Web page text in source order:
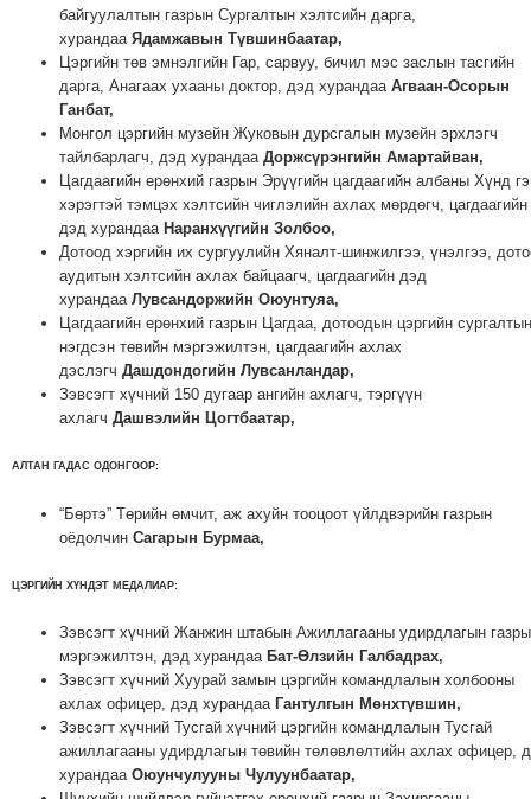
байгуулалтын газрын Сургалтын хэлтсийн дарга,
хурандаа Ядамжавын Түвшинбаатар,
Цэргийн төв эмнэлгийн Гар, сарвуу, бичил мэс заслын тасгийн
дарга, Анагаах ухааны доктор, дэд хурандаа Агваан-Осорын
Ганбат,
Монгол цэргийн музейн Жуковын дурсгалын музейн эрхлэгч
тайлбарлагч, дэд хурандаа Доржсүрэнгийн Амартайван,
Цагдаагийн ерөнхий газрын Эрүүгийн цагдаагийн албаны Хүнд
хэрэгтэй тэмцэх хэлтсийн чиглэлийн ахлах мөрдөгч, цагдаагийн
дэд хурандаа Наранхүүгийн Золбоо,
Дотоод хэргийн их сургуулийн Хяналт-шинжилгээ, үнэлгээ,
аудитын хэлтсийн ахлах байцаагч, цагдаагийн дэд
хурандааЛувсандоржийн Оюунтуяа,
Цагдаагийн ерөнхий газрын Цагдаа, дотоодын цэргийн сургалтын
нэгдсэн төвийн мэргэжилтэн, цагдаагийн ахлах
дэслэгч Дашдондогийн Лувсанландар,
Зэвсэгт хүчний 150 дугаар ангийн ахлагч, тэргүүн
ахлагч Дашвэлийн Цогтбаатар,
АЛТАН ГАДАС ОДОНГООР:
“Бөртэ” Төрийн өмчит, аж ахуйн тооцоот үйлдвэрийн газрын
оёдолчин Сагарын Бурмаа,
ЦЭРГИЙН ХҮНДЭТ МЕДАЛИАР:
Зэвсэгт хүчний Жанжин штабын Ажиллагааны удирдлагын
мэргэжилтэн, дэд хурандаа Бат-Өлзийн Галбадрах,
Зэвсэгт хүчний Хуурай замын цэргийн командлалын холбооны
ахлах офицер, дэд хурандаа Гантулгын Мөнхтүвшин,
Зэвсэгт хүчний Тусгай хүчний цэргийн командлалын Тусгай
ажиллагааны удирдлагын төвийн төлөвлөлтийн ахлах офицер,
хурандаа Оюунчулууны Чулуунбаатар,